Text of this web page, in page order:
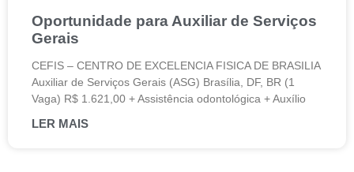
Oportunidade para Auxiliar de Serviços
Gerais
CEFIS – CENTRO DE EXCELENCIA FISICA DE BRASILIA
Auxiliar de Serviços Gerais (ASG) Brasília, DF, BR (1
Vaga) R$ 1.621,00 + Assistência odontológica + Auxílio
LER MAIS